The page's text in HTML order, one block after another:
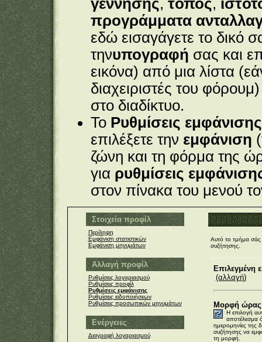
γέννησης, τόπος,
προγράμματα
εδώ εισαγάγετε το δικό
τηνυπογραφή σας και
εικόνα) από μια λίστα
διαχειριστές του
στο διαδίκτυο.
Το Ρυθμίσεις εμφάνισης
επιλέξετε την εμφάνιση
ζώνη και τη φόρμα της
για ρυθμίσεις
στον πίνακα του μενού
Στοιχεία προφίλ
Περίληψη
Εμφάνιση στατιστικών
Εμφάνιση μηνυμάτων
Αλλαγή προφίλ
Ρυθμίσεις λογαριασμού
Ρυθμίσεις προφίλ
Ρυθμίσεις εμφάνισης
Ρυθμίσεις ειδοποιήσεων
Ρυθμίσεις προσωπικών μηνυμάτων
Ενέργειες
Διαγραφή λογαριασμού
Αυτό το τμήμα σάς
συζήτησης.
Επιλεγμένη
(αλλαγή)
Μορφή
Η επιλογή
αποτέλεσμα
ημερομηνίες της
συζήτησης να
τη μορφή.